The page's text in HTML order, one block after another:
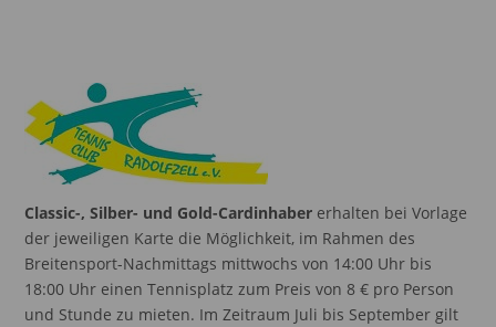
Classic-, Silber- und Gold-Cardinhaber erhalten bei Vorlage
der jeweiligen Karte die Möglichkeit, im Rahmen des
Breitensport-Nachmittags mittwochs von 14:00 Uhr bis
18:00 Uhr einen Tennisplatz zum Preis von 8 € pro Person
und Stunde zu mieten. Im Zeitraum Juli bis September gilt